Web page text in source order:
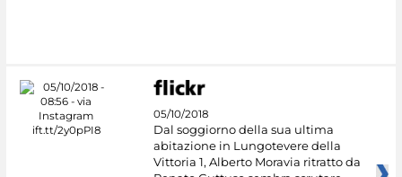
05/10/2018
Dal soggiorno della sua ultima
abitazione in Lungotevere della
Vittoria 1, Alberto Moravia ritratto da